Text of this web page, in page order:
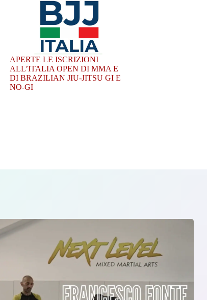
APERTE LE ISCRIZIONI
ALL’ITALIA OPEN DI MMA E
DI BRAZILIAN JIU-JITSU GI E
NO-GI